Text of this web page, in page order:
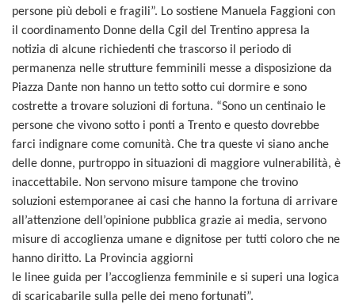
persone più deboli e fragili”. Lo sostiene Manuela Faggioni con
il coordinamento Donne della Cgil del Trentino appresa la
notizia di alcune richiedenti che trascorso il periodo di
permanenza nelle strutture femminili messe a disposizione da
Piazza Dante non hanno un tetto sotto cui dormire e sono
costrette a trovare soluzioni di fortuna. “Sono un centinaio le
persone che vivono sotto i ponti a Trento e questo dovrebbe
farci indignare come comunità. Che tra queste vi siano anche
delle donne, purtroppo in situazioni di maggiore vulnerabilità, è
inaccettabile. Non servono misure tampone che trovino
soluzioni estemporanee ai casi che hanno la fortuna di arrivare
all’attenzione dell’opinione pubblica grazie ai media, servono
misure di accoglienza umane e dignitose per tutti coloro che ne
hanno diritto. La Provincia aggiorni
le linee guida per l’accoglienza femminile e si superi una logica
di scaricabarile sulla pelle dei meno fortunati”.